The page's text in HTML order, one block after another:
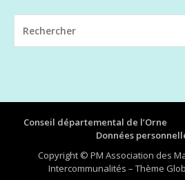
POUR
:
Conseil départemental de l’Orne
Données
Copyright © PM Association des
Intercommunalités – Thème